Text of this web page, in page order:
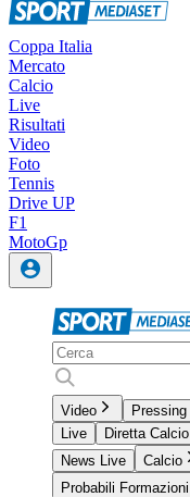
Coppa Italia
Mercato
Calcio
Live
Risultati
Video
Foto
Tennis
Drive UP
F1
MotoGp
Video Pressing
Live
Diretta Calcio
News Live
Calcio
Probabili Formazioni